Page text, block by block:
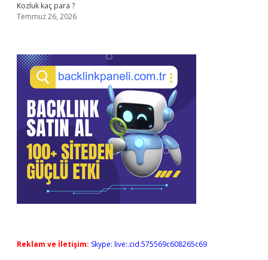
Kozluk kaç para ?
Temmuz 26, 2026
Reklam ve İletişim: Skype: live:.cid.575569c608265c69